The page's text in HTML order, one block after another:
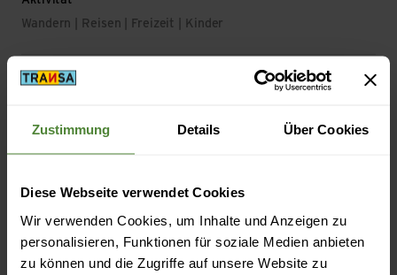
Zustimmung Details Über Cookies
Diese Webseite verwendet Cookies
Wir verwenden Cookies, um Inhalte und Anzeigen zu
personalisieren, Funktionen für soziale Medien anbieten
zu können und die Zugriffe auf unsere Website zu
Wandern | Reisen | Freizeit | Kinder
Wichtigste Eigenschaft
Nachhaltigkeit: Umweltschutz
Materialeigenschaft